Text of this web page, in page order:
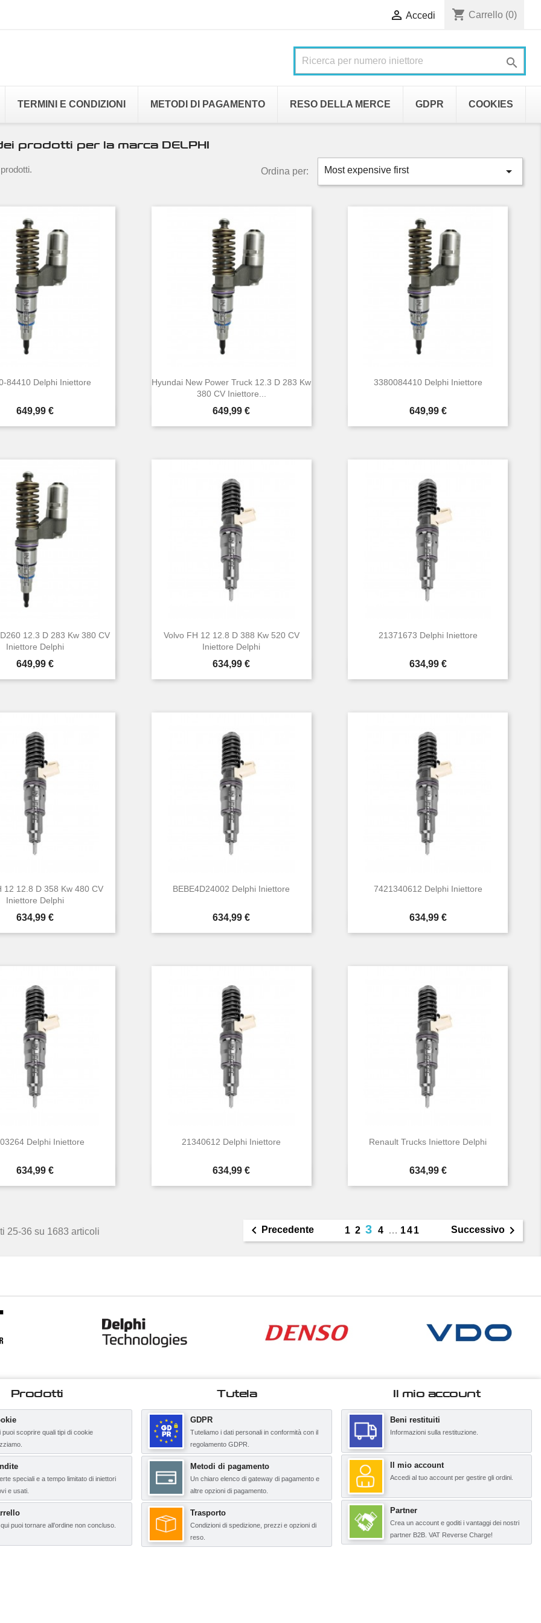
 Accedi shopping_cart Carrello (0)

TERMINI E CONDIZIONI METODI DI PAGAMENTO RESO DELLA MERCE GDPR COOKIES
prodotti per la marca DELPHI
Ordina per: Most expensive first 
84410 Delphi Iniettore
Prezzo
649,99 €
 Anteprima
Hyundai New Power Truck 12.3 D 283 Kw
380 CV Iniettore...
Prezzo
649,99 €
 Anteprima
3380084410 Delphi Iniettore
Prezzo
649,99 €
 Anteprima
12.3 D 283 Kw 380 CV
Iniettore Delphi
Prezzo
649,99 €
Anteprima
Volvo FH 12 12.8 D 388 Kw 520 CV
Iniettore Delphi
Prezzo
634,99 €
Anteprima
21371673 Delphi Iniettore
Prezzo
634,99 €
Anteprima
12 12.8 D 358 Kw 480 CV
Iniettore Delphi
Prezzo
634,99 €
 Anteprima
BEBE4D24002 Delphi Iniettore
Prezzo
634,99 €
 Anteprima
7421340612 Delphi Iniettore
Prezzo
634,99 €
 Anteprima
Delphi Iniettore
Prezzo
634,99 €
 Anteprima
21340612 Delphi Iniettore
Prezzo
634,99 €
 Anteprima
Renault Trucks Iniettore Delphi
Prezzo
634,99 €
 Anteprima
25-36 su 1683 articoli  Precedente 1234 … 141 Successivo
Prodotti
puoi scoprire quali tipi di cookie
speciali e a tempo limitato di iniettori
e usati.
puoi tornare all’ordine non concluso.
Tutela
GDPR
Tuteliamo i dati personali in conformità con il
regolamento GDPR.
Metodi di pagamento
Un chiaro elenco di gateway di pagamento e
altre opzioni di pagamento.
Trasporto
Condizioni di spedizione, prezzi e opzioni di
reso.
Il mio account
Beni restituiti
Informazioni sulla restituzione.
Il mio account
Accedi al tuo account per gestire gli ordini.
Partner
Crea un account e goditi i vantaggi dei nostri
partner B2B. VAT Reverse Charge!